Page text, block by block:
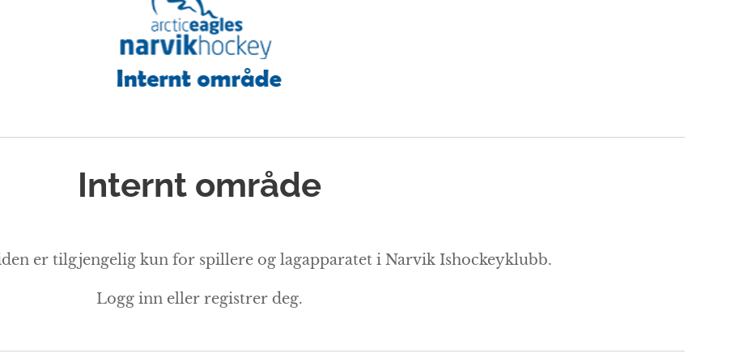
Internt område
er tilgjengelig kun for spillere og lagapparatet i Narvik Ishockeyklubb.
Logg inn eller registrer deg.